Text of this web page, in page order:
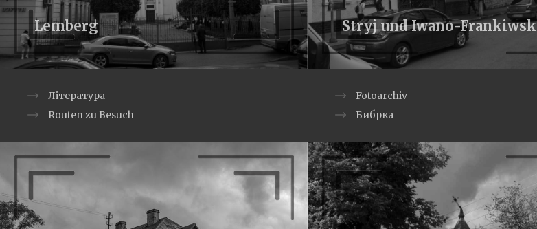
Lemberg Stryj und Iwano-Frankiwsk
Література
Routen zu Besuch
Fotoarchiv
Бибрка